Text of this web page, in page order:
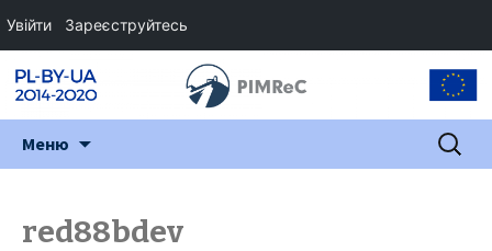
Меню Пошук:
red88bdev
Увійти Зареєструйтесь